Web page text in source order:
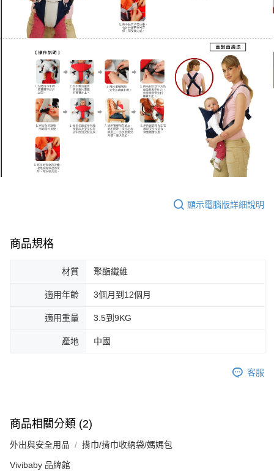
顯示電腦版詳細說明
商品規格
材質 聚酯纖維
適用年齡 3個月到12個月
適用重量 3.5到9KG
產地 中國
客服
商品相關分類 (2)
外出與安全用品 揹巾/揹巾收納袋/媽媽包
Vivibaby 品牌館